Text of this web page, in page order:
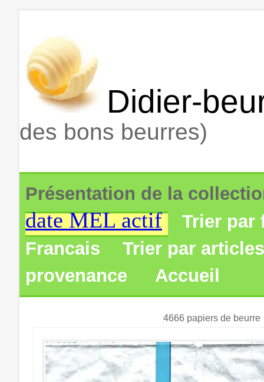
Didier-
des bons beurres)
Présentation de la
date MEL actif
Trier par
Francais
Trier par
provenance
Accueil
4666 papiers de beurre